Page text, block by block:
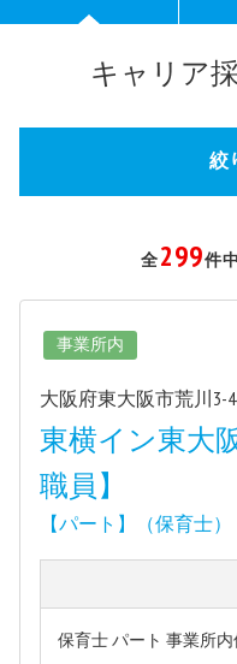
キャリア
絞
全 299件
事業所内
大阪府東大阪市荒川3-
東横イン東大
職員】
【パート】（保育士）
保育士 パート 事業所